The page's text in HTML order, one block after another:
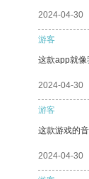
2024-04-30
游客
这款app就像
2024-04-30
游客
这款游戏的
2024-04-30